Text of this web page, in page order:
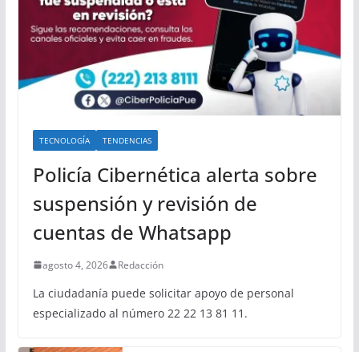
TECNOLOGÍA TENDENCIAS
Policía Cibernética alerta sobre
suspensión y revisión de
cuentas de Whatsapp
agosto 4, 2026 Redacción
La ciudadanía puede solicitar apoyo de personal
especializado al número 22 22 13 81 11.